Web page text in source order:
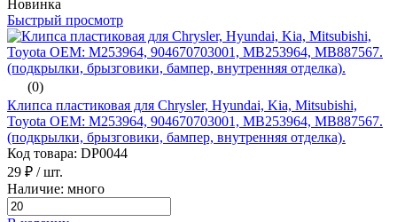
Новинка
Быстрый просмотр
(0)
Клипса пластиковая для Chrysler, Hyundai, Kia, Mitsubishi,
Toyota ОЕМ: M253964, 904670703001, MB253964, MB887567.
(подкрылки, брызговики, бампер, внутренняя отделка).
Код товара: DP0044
29 ₽ / шт.
Наличие: много